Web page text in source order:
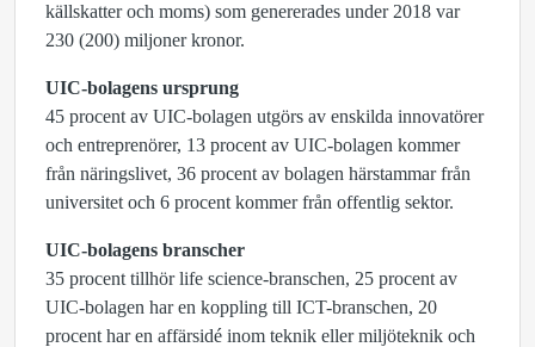
källskatter och moms) som genererades under 2018 var
230 (200) miljoner kronor.
UIC-bolagens ursprung
45 procent av UIC-bolagen utgörs av enskilda innovatörer
och entreprenörer, 13 procent av UIC-bolagen kommer
från näringslivet, 36 procent av bolagen härstammar från
universitet och 6 procent kommer från offentlig sektor.
UIC-bolagens branscher
35 procent tillhör life science-branschen, 25 procent av
UIC-bolagen har en koppling till ICT-branschen, 20
procent har en affärsidé inom teknik eller miljöteknik och